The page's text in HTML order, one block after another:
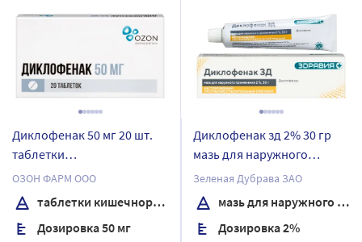
Диклофенак 50 мг 20 шт.
таблетки
кишечнорастворимые,
покрытые оболочкой
ОЗОН ФАРМ ООО
таблетки кишечнорастворимые, покрытые Оболочкой
Дозировка 50 мг
Диклофенак зд 2% 30 гр
мазь для наружного
применения
Зеленая Дубрава ЗАО
мазь для наружного применения
Дозировка 2%